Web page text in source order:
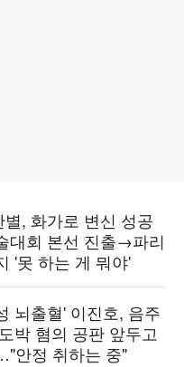
, 화가로 변신 성공
대회 본선 진출→파리
'못 하는 게 뭐야'
뇌출혈' 이진호, 음주
박 혐의 공판 앞두고
안정 취하는 중"